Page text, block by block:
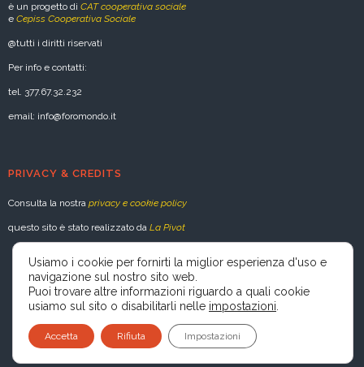
è un progetto di CAT cooperativa sociale
e Cepiss Cooperativa Sociale
@tutti i diritti riservati
Per info e contatti:
tel. 377.67.32.232
email: info@foromondo.it
PRIVACY & CREDITS
Consulta la nostra privacy e cookie policy
questo sito è stato realizzato da La Pivot
Usiamo i cookie per fornirti la miglior esperienza d'uso e
navigazione sul nostro sito web.
Puoi trovare altre informazioni riguardo a quali cookie
usiamo sul sito o disabilitarli nelle impostazioni
Accetta Rifiuta Impostazioni